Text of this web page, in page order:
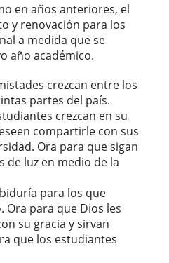
en años anteriores, el
y renovación para los
a medida que se
año académico.
crezcan entre los
partes del país.
crezcan en su
compartirle con sus
Ora para que sigan
de luz en medio de la
para los que
Ora para que Dios les
su gracia y sirvan
que los estudiantes